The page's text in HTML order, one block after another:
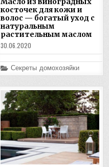
косточек для кожи и
волос — богатый уход с
натуральным
растительным маслом
30.06.2020
Posted
in
Секреты домохозяйки